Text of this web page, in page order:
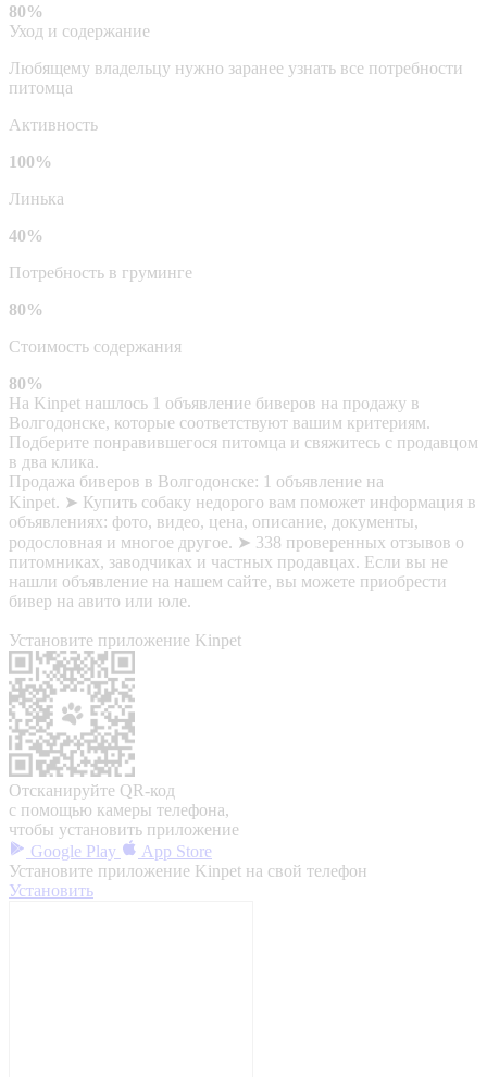
80%
Уход и содержание
Любящему владельцу нужно заранее узнать все потребности
питомца
Активность
100%
Линька
40%
Потребность в груминге
80%
Стоимость содержания
80%
На Kinpet нашлось 1 объявление биверов на продажу в
Волгодонске, которые соответствуют вашим критериям.
Подберите понравившегося питомца и свяжитесь с продавцом
в два клика.
Продажа биверов в Волгодонске: 1 объявление на
Kinpet. ➤ Купить собаку недорого вам поможет информация в
объявлениях: фото, видео, цена, описание, документы,
родословная и многое другое. ➤ 338 проверенных отзывов о
питомниках, заводчиках и частных продавцах. Если вы не
нашли объявление на нашем сайте, вы можете приобрести
бивер на авито или юле.
Установите приложение Kinpet
Отсканируйте QR-код
с помощью камеры телефона,
чтобы установить приложение
Google Play
App Store
Установите приложение Kinpet на свой телефон
Установить